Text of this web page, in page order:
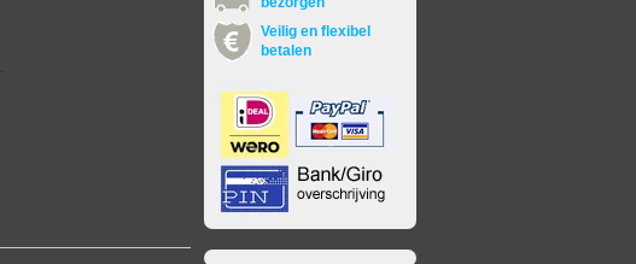
Veilig en flexibel
betalen